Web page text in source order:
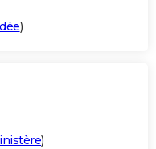
)
)